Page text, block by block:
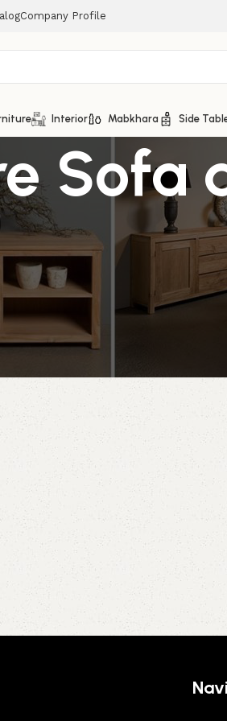
Company Profile
Interior Mabkhara Side
Sofa